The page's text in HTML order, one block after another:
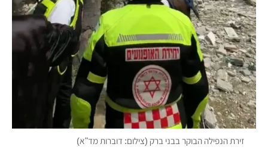
זירת הנפילה הבוקר בבני ברק (צילום: דוברות מד"א)